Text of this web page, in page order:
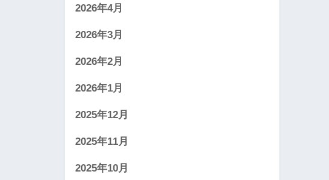
2026年4月
2026年3月
2026年2月
2026年1月
2025年12月
2025年11月
2025年10月